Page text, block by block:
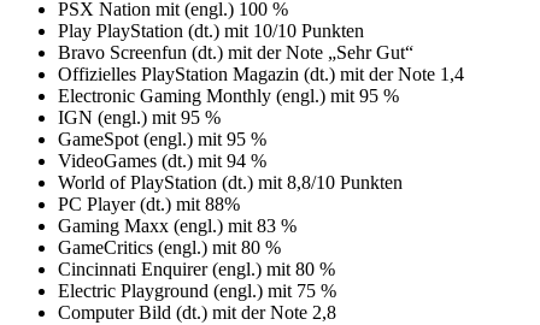
PSX Nation mit (engl.) 100 %
Play PlayStation (dt.) mit 10/10 Punkten
Bravo Screenfun (dt.) mit der Note „Sehr Gut“
Offizielles PlayStation Magazin (dt.) mit der Note 1,4
Electronic Gaming Monthly (engl.) mit 95 %
IGN (engl.) mit 95 %
GameSpot (engl.) mit 95 %
VideoGames (dt.) mit 94 %
World of PlayStation (dt.) mit 8,8/10 Punkten
PC Player (dt.) mit 88%
Gaming Maxx (engl.) mit 83 %
GameCritics (engl.) mit 80 %
Cincinnati Enquirer (engl.) mit 80 %
Electric Playground (engl.) mit 75 %
Computer Bild (dt.) mit der Note 2,8